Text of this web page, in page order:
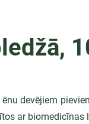
devējiem
ar biomedicīnas